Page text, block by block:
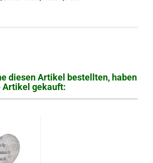
diesen Artikel bestellten, haben
Artikel gekauft: